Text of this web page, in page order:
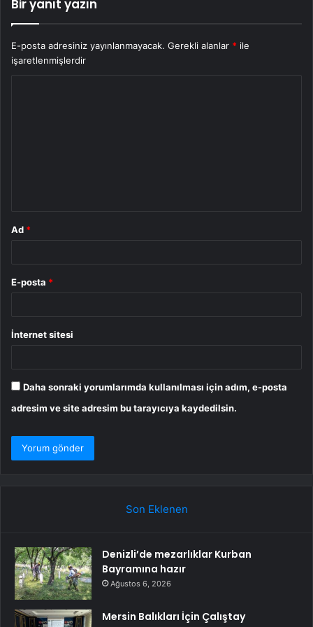
Bir yanıt yazın
E-posta adresiniz yayınlanmayacak. Gerekli alanlar * ile
işaretlenmişlerdir
Ad *
E-posta *
İnternet sitesi
Daha sonraki yorumlarımda kullanılması için adım, e-posta
adresim ve site adresim bu tarayıcıya kaydedilsin.
Son Eklenen
Denizli’de mezarlıklar Kurban
Bayramına hazır
Ağustos 6, 2026
Mersin Balıkları İçin Çalıştay